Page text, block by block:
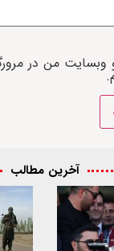
وبسایت من در
آخرین مطالب